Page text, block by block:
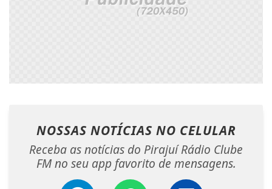
NOSSAS NOTÍCIAS NO CELULAR
Receba as notícias do Pirajuí Rádio Clube
FM no seu app favorito de mensagens.